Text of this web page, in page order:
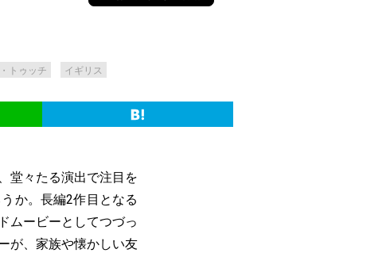
トゥッチ イギリス
堂々たる演出で注目を
か。長編2作目となる
ムービーとしてつづっ
が、家族や懐かしい友